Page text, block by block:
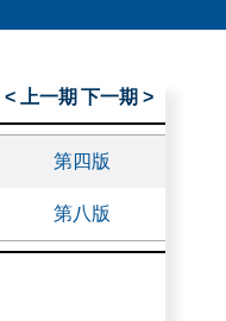
< 上一期 下一期 >
第四版
第八版